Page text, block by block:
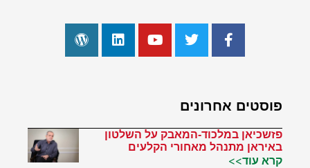
פוסטים אחרונים
פזשכיאן במלכוד-המאבק על השלטון
באיראן מתנהל מאחורי הקלעים
קרא עוד>>